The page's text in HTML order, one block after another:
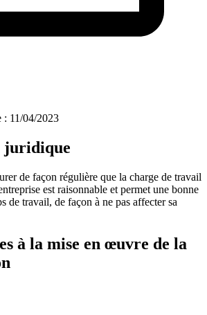
: 11/04/2023
juridique
de façon régulière que la charge de travail
est raisonnable et permet une bonne
de travail, de façon à ne pas affecter sa
à la mise en œuvre de la